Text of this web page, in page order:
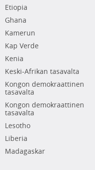
Etiopia
Ghana
Kamerun
Kap Verde
Kenia
Keski-Afrikan tasavalta
Kongon demokraattinen
tasavalta
Kongon demokraattinen
tasavalta
Lesotho
Liberia
Madagaskar